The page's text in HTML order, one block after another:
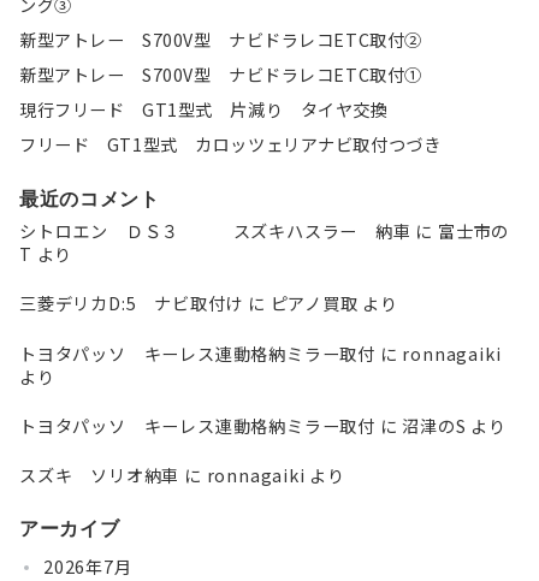
ン
ング③
新型アトレー S700V型 ナビドラレコETC取付②
新型アトレー S700V型 ナビドラレコETC取付①
現行フリード GT1型式 片減り タイヤ交換
フリード GT1型式 カロッツェリアナビ取付つづき
最近のコメント
シトロエン ＤＳ３ スズキハスラー 納車 に 富士市の
T より
三菱デリカD:5 ナビ取付け に ピアノ買取 より
トヨタパッソ キーレス連動格納ミラー取付 に ronnagaiki
より
トヨタパッソ キーレス連動格納ミラー取付 に沼津のS より
スズキ ソリオ納車 に ronnagaiki より
アーカイブ
2026年7月